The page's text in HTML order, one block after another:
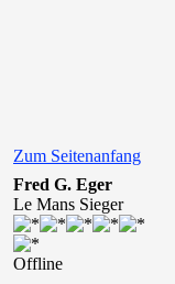
Zum Seitenanfang
Fred G. Eger
Le Mans Sieger
Offline